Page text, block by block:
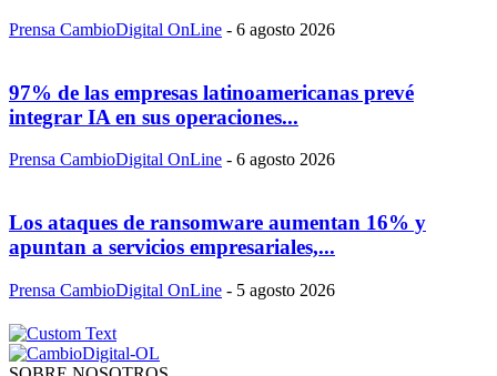
Prensa CambioDigital OnLine - 6 agosto 2026
97% de las empresas latinoamericanas prevé
integrar IA en sus operaciones...
Prensa CambioDigital OnLine - 6 agosto 2026
Los ataques de ransomware aumentan 16% y
apuntan a servicios empresariales,...
Prensa CambioDigital OnLine - 5 agosto 2026